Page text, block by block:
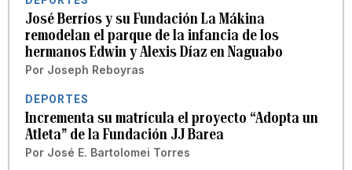
José Berríos y su Fundación La Mákina
remodelan el parque de la infancia de los
hermanos Edwin y Alexis Díaz en Naguabo
Por Joseph Reboyras
DEPORTES
Incrementa su matrícula el proyecto “Adopta un
Atleta” de la Fundación JJ Barea
Por José E. Bartolomei Torres